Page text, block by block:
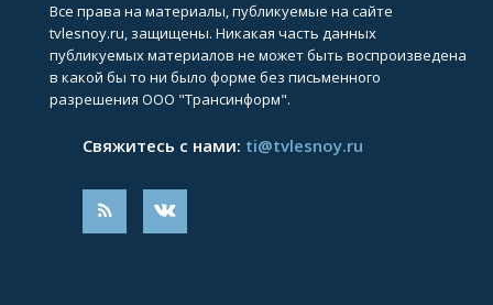
Все права на материалы, публикуемые на сайте
tvlesnoy.ru, защищены. Никакая часть данных
публикуемых материалов не может быть воспроизведена
в какой бы то ни было форме без письменного
разрешения ООО "Трансинформ".
Свяжитесь с нами: ti@tvlesnoy.ru